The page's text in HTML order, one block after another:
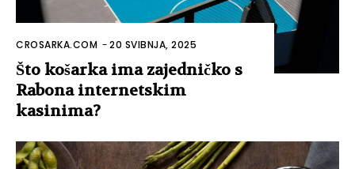
CROSARKA.COM -20 SVIBNJA, 2025
Što košarka ima zajedničko s
Rabona internetskim
kasinima?